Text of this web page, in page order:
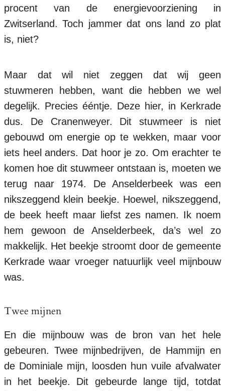
procent van de energievoorziening in
Zwitserland. Toch jammer dat ons land zo plat
is, niet?
Maar dat wil niet zeggen dat wij geen
stuwmeren hebben, want die hebben we wel
degelijk. Precies ééntje. Deze hier, in Kerkrade
dus. De Cranenweyer. Dit stuwmeer is niet
gebouwd om energie op te wekken, maar voor
iets heel anders. Dat hoor je zo. Om erachter te
komen hoe dit stuwmeer ontstaan is, moeten we
terug naar 1974. De Anselderbeek was een
nikszeggend klein beekje. Hoewel, nikszeggend,
de beek heeft maar liefst zes namen. Ik noem
hem gewoon de Anselderbeek, da’s wel zo
makkelijk. Het beekje stroomt door de gemeente
Kerkrade waar vroeger natuurlijk veel mijnbouw
was.
Twee mijnen
En die mijnbouw was de bron van het hele
gebeuren. Twee mijnbedrijven, de Hammijn en
de Dominiale mijn, loosden hun vuile afvalwater
in het beekje. Dit gebeurde lange tijd, totdat